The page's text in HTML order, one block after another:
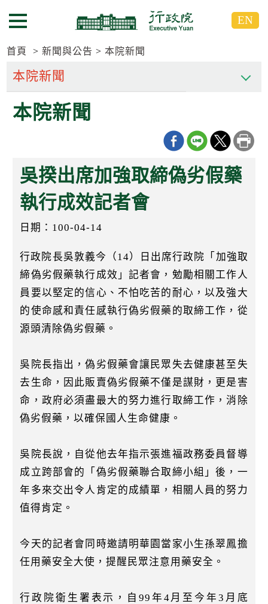
到
要
區
到
要
區
選單按鈕 EN
首頁 新聞與公告 本院新聞
本院新聞
吳揆出席加強取締偽劣假藥
執行成效記者會
日期：100-04-14
行政院長吳敦義今（14）日出席行政院「加強取
締偽劣假藥執行成效」記者會，勉勵相關工作人
員要以堅定的信心、不怕吃苦的耐心，以及強大
的使命感和責任感執行偽劣假藥的取締工作，從
源頭清除偽劣假藥。
吳院長指出，偽劣假藥會讓民眾失去健康甚至失
去生命，因此販賣偽劣假藥不僅是謀財，更是害
命，政府必須盡最大的努力進行取締工作，消除
偽劣假藥，以確保國人生命健康。
吳院長說，自從他去年指示張進福政務委員督導
成立跨部會的「偽劣假藥聯合取締小組」後，一
年多來交出令人肯定的成績單，相關人員的努力
值得肯定。
今天的記者會同時邀請明華園當家小生孫翠鳳擔
任用藥安全大使，提醒民眾注意用藥安全。
行政院衛生署表示，自99年4月至今年3月底